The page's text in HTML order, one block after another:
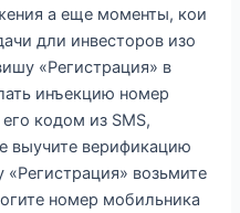
а еще моменты, кои
дли инвесторов изо
«Регистрация» в
инъекцию номер
кодом из SMS,
выучите верификацию
возьмите
номер мобильника